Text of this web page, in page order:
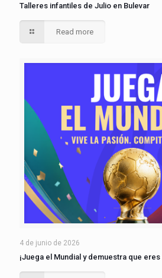
Talleres infantiles de Julio en Bulevar
Read more
4 de junio de 2026
¡Juega el Mundial y demuestra que eres